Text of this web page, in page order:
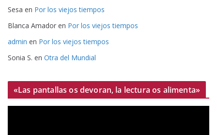
Sesa en Por los viejos tiempos
Blanca Amador en Por los viejos tiempos
admin en Por los viejos tiempos
Sonia S. en Otra del Mundial
«Las pantallas os devoran, la lectura os alimenta»